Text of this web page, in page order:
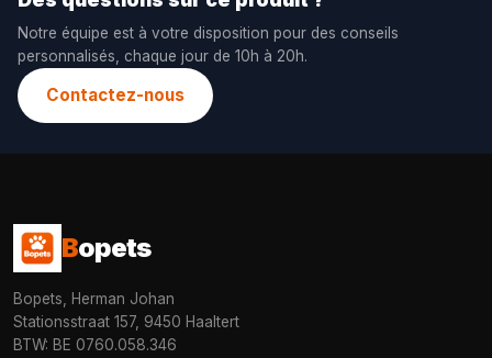
Notre équipe est à votre disposition pour des conseils
personnalisés, chaque jour de 10h à 20h.
Contactez-nous
Bopets
Bopets, Herman Johan
Stationsstraat 157, 9450 Haaltert
BTW: BE 0760.058.346